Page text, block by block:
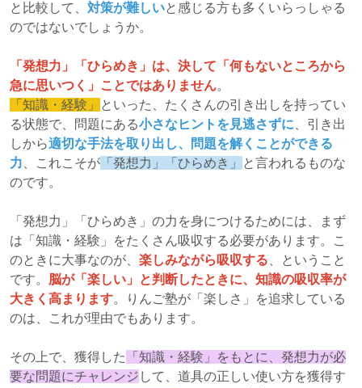
と比較して、 対策が難しいと感じる方も多くいらっしゃる
のではないでしょうか。
「発想力」「ひらめき」は、決して「何もないところから
急に思いつく」ことではありません。
「知識・経験」
といった、たくさんの引き出しを持ってい
る状態で、問題にある小さなヒントを見逃さずに 、引き出
しから適切な手法を取り出し、問題を解くことができる
力 、これこそが 「発想力」「ひらめき」
と言われるものな
のです。
「発想力」「ひらめき」の力を身につけるためには、まず
は「知識・経験」をたくさん吸収する必要があります。こ
のときに大事なのが、 楽しみながら吸収する 、ということ
です。 脳が「楽しい」と判断したときに、知識の吸収率が
大きく高まります。りんご塾が「楽しさ」を追求している
のは、これが理由でもあります。
その上で、獲得した
「知識・経験」をもとに、発想力が必
要な問題にチャレンジ して、道具の正しい使い方を獲得す